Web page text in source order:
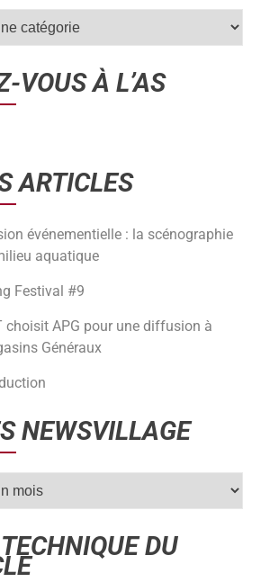
VOUS À L’AS
ARTICLES
événementielle : la scénographie
aquatique
Festival #9
choisit APG pour une diffusion à
Généraux
NEWSVILLAGE
DU